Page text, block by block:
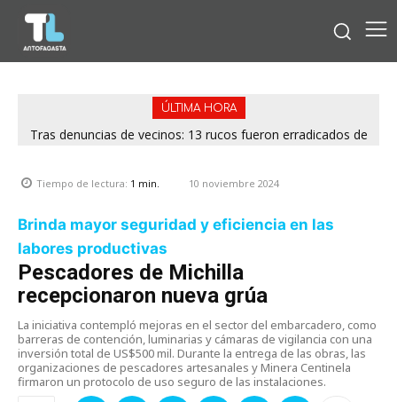
ÚLTIMA HORA
Tras denuncias de vecinos: 13 rucos fueron erradicados de
Tiempo de lectura: 1 min. 10 noviembre 2024
Brinda mayor seguridad y eficiencia en las
labores productivas
Pescadores de Michilla
recepcionaron nueva grúa
La iniciativa contempló mejoras en el sector del embarcadero, como
barreras de contención, luminarias y cámaras de vigilancia con una
inversión total de US$500 mil. Durante la entrega de las obras, las
organizaciones de pescadores artesanales y Minera Centinela
firmaron un protocolo de uso seguro de las instalaciones.